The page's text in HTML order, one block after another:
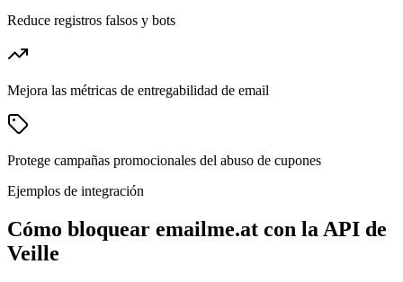
Reduce registros falsos y bots
Mejora las métricas de entregabilidad de email
Protege campañas promocionales del abuso de cupones
Ejemplos de integración
Cómo bloquear emailme.at con la API de
Veille